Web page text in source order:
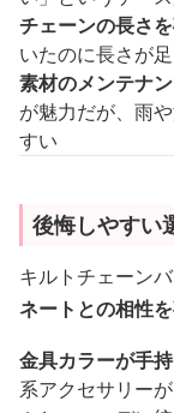
チェーンの長さ
いたのに長さが
素材のメンテナ
が魅力だが、雨
すい
後悔しやすい
キルトチェーン
ネートとの相性
金具カラーが手
系アクセサリー